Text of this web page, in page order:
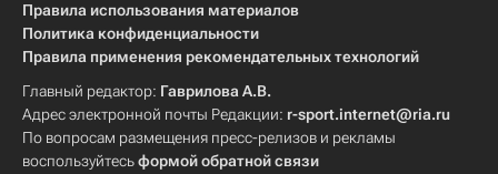
Правила использования материалов
Политика конфиденциальности
Правила применения рекомендательных технологий
Главный редактор: Гаврилова А.В.
Адрес электронной почты Редакции: r-sport.internet@ria.ru
По вопросам размещения пресс-релизов и рекламы
воспользуйтесьформой обратной связи